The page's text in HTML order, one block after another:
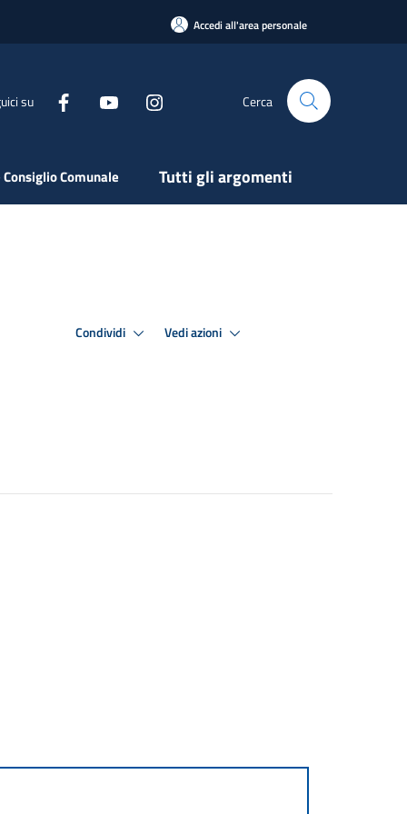
Accedi all'area personale
su Cerca
Comunale Tutti gli argomenti
Condividi Vedi azioni